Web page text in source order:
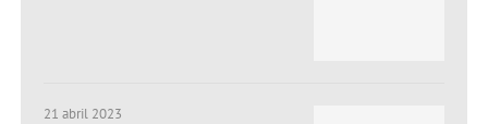
21 abril 2023